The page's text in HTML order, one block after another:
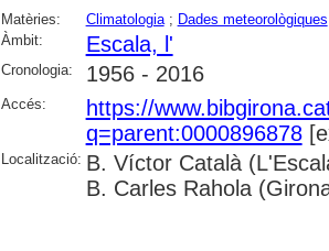
Matèries: Climatologia; Dades meteorològiques
Àmbit:
Escala, l'
Cronologia: 1956 - 2016
Accés:
https://
q=parent:0000896878
Localització: B. Víctor Català
B. Carles Rahola